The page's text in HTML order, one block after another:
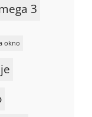
3
okno